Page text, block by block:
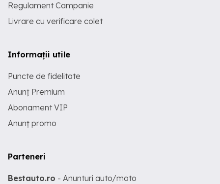
Regulament Campanie
Livrare cu verificare colet
Informații utile
Puncte de fidelitate
Anunț Premium
Abonament VIP
Anunț promo
Parteneri
Bestauto.ro - Anunturi auto/moto